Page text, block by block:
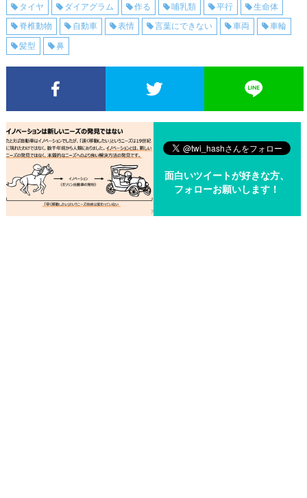
タイヤ
ダイアグラム 作る 哺乳類 平行
生命体
脊椎動物
自動車 表情 言葉にできない 車両
車輪
髪型
鼻
Facebookでシェア Twitterでシェア
面白いツイートが好きな方、
フォローお願いします！